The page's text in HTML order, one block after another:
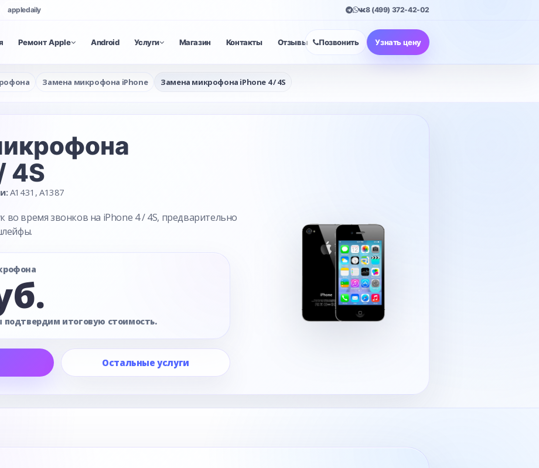
appledaily 8 (499) 372-42-02
Ремонт Apple Android Услуги Магазин Контакты Отзывы Позвонить Узнать цену
Замена микрофона iPhone Замена микрофона iPhone 4 / 4S
4S
A1431, A1387
во время звонков на iPhone 4 / 4S, предварительно
итоговую стоимость.
Остальные услуги